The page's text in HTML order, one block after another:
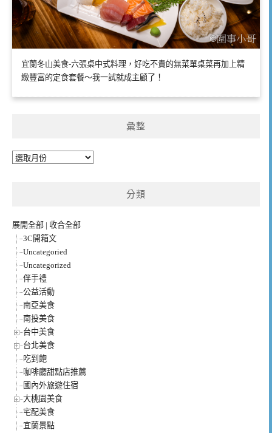
宜蘭冬山美食-六張桌中式料理，好吃不貴的無菜單桌菜再加上精
緻豐富的定食套餐～我一試就成主顧了！
彙整
彙
分類
展開全部 | 收合全部
3C開箱文
Uncategoried
Uncategorized
伴手禮
公益活動
南亞美食
南投美食
台中美食
台北美食
吃到飽
咖啡廳甜點店推薦
國內外旅遊住宿
大桃園美食
宅配美食
宜蘭景點